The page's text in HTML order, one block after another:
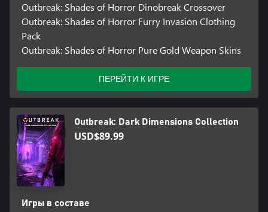
Outbreak: Shades of Horror Dinobreak Crossover
Outbreak: Shades of Horror Furry Invasion Clothing
Pack
Outbreak: Shades of Horror Pure Gold Weapon Skins
ПЕРЕЙТИ К ИГРЕ
Outbreak: Dark Dimensions Collection
USD$89.99
Игры в составе